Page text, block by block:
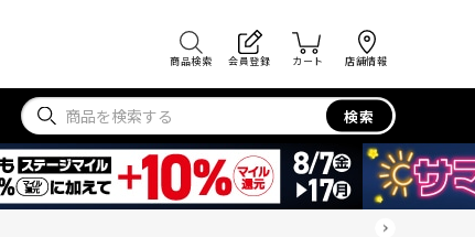
商品検索 会員登録 カート 店舗情報
検索